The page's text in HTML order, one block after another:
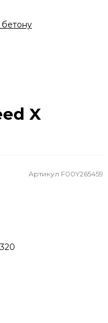
X
Артикул F00Y265459